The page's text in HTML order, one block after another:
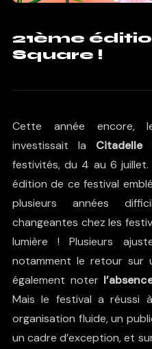
21ème
Square !
Cette année encore,
investissait la Citadelle
festivités, du 4 au 6 juillet.
édition de ce festival
plusieurs années
changeantes chez les
lumière ! Plusieurs
notamment le retour sur
également noter
Mais le festival a réussi
organisation fluide, un
un cadre d’exception, et